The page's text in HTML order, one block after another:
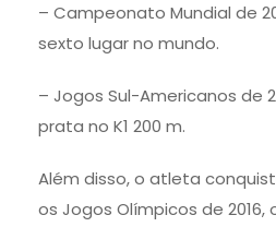
– Campeonato Mundial de
sexto lugar no mundo.
– Jogos Sul-Americanos de
prata no K1 200 m.
Além disso, o atleta
os Jogos Olímpicos de